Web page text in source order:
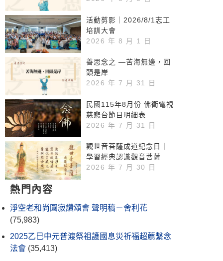
活動剪影｜2026/8/1志工
培訓大會
2026 年 8 月 1 日
善思念之 —苦海無邊，回
頭是岸
2026 年 7 月 31 日
民國115年8月份 佛衛電視
慈悲台節目明細表
2026 年 7 月 31 日
觀世音菩薩成道紀念日｜
學習經典認識觀音菩薩
2026 年 7 月 30 日
熱門內容
淨空老和尚圓寂讚頌會 聲明稿－舍利花
(75,983)
2025乙巳中元普渡祭祖護國息災祈福超薦繫念
法會 (35,413)